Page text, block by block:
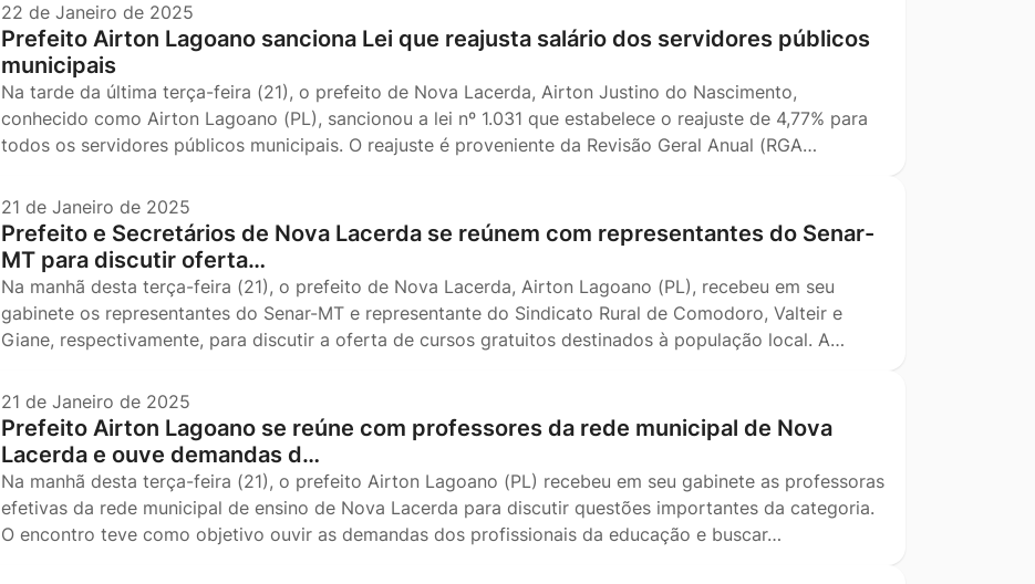
22 de Janeiro de 2025
Prefeito Airton Lagoano sanciona Lei que reajusta salário dos servidores públicos
municipais
Na tarde da última terça-feira (21), o prefeito de Nova Lacerda, Airton Justino do Nascimento,
conhecido como Airton Lagoano (PL), sancionou a lei nº 1.031 que estabelece o reajuste de 4,77% para
todos os servidores públicos municipais. O reajuste é proveniente da Revisão Geral Anual (RGA…
21 de Janeiro de 2025
Prefeito e Secretários de Nova Lacerda se reúnem com representantes do Senar-
MT para discutir oferta…
Na manhã desta terça-feira (21), o prefeito de Nova Lacerda, Airton Lagoano (PL), recebeu em seu
gabinete os representantes do Senar-MT e representante do Sindicato Rural de Comodoro, Valteir e
Giane, respectivamente, para discutir a oferta de cursos gratuitos destinados à população local. A…
21 de Janeiro de 2025
Prefeito Airton Lagoano se reúne com professores da rede municipal de Nova
Lacerda e ouve demandas d…
Na manhã desta terça-feira (21), o prefeito Airton Lagoano (PL) recebeu em seu gabinete as professoras
efetivas da rede municipal de ensino de Nova Lacerda para discutir questões importantes da categoria.
O encontro teve como objetivo ouvir as demandas dos profissionais da educação e buscar…